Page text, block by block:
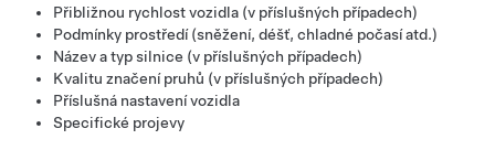
Přibližnou rychlost vozidla (v příslušných případech)
Podmínky prostředí (sněžení, déšť, chladné počasí atd.)
Název a typ silnice (v příslušných případech)
Kvalitu značení pruhů (v příslušných případech)
Příslušná nastavení vozidla
Specifické projevy